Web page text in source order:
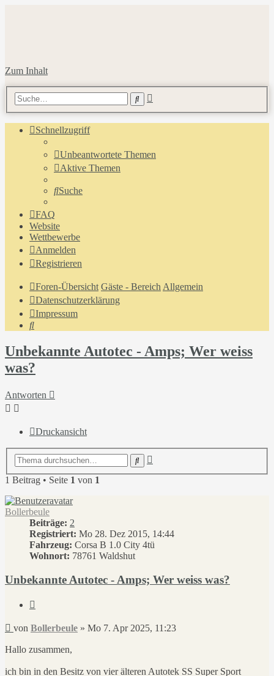
Zum Inhalt
Suche
Schnellzugriff
Unbeantwortete Themen
Aktive Themen
Suche
FAQ
Website
Wettbewerbe
Anmelden
Registrieren
Foren-Übersicht Gäste - Bereich Allgemein
Datenschutzerklärung
Impressum
Suche
Unbekannte Autotec - Amps; Wer weiss
was?
Antworten
Druckansicht
Suche
1 Beitrag • Seite 1 von 1
Bollerbeule
Beiträge: 2
Registriert: Mo 28. Dez 2015, 14:44
Fahrzeug: Corsa B 1.0 City 4tü
Wohnort: 78761 Waldshut
Unbekannte Autotec - Amps; Wer weiss was?
Beitrag
von Bollerbeule » Mo 7. Apr 2025, 11:23
Hallo zusammen,
ich bin in den Besitz von vier älteren Autotek SS Super Sport